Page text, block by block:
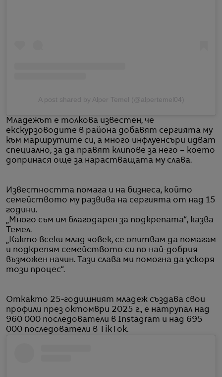
A post shared by Alper Temel (@alpertemel04)
Младежът е толкова известен, че
екскурзоводите в района добавят сергията му
към маршрутите си, а много инфлуенсъри идват
специално, за да правят клипове за него – което
допринася още за нарастващата му слава.
Известността помага и на бизнеса, който
семейството му развива на сергията от над 15
години.
„Много съм им благодарен за подкрепата“, казва
Темел.
„Както всеки млад човек, се опитвам да помагам
и подкрепям семейството си по най-добрия
възможен начин. Тази слава ми помогна да ускоря
този процес“.
Откакто 25-годишният младеж създава свои
профили през октомври 2025 г., е натрупал над
960 000 последователи в Instagram и над 695
000 последователи в TikTok.